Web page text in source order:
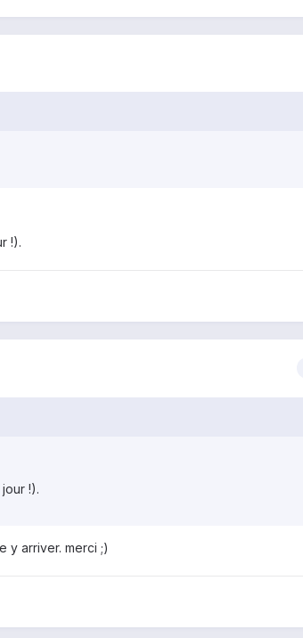
!).
!).
y arriver. merci ;)